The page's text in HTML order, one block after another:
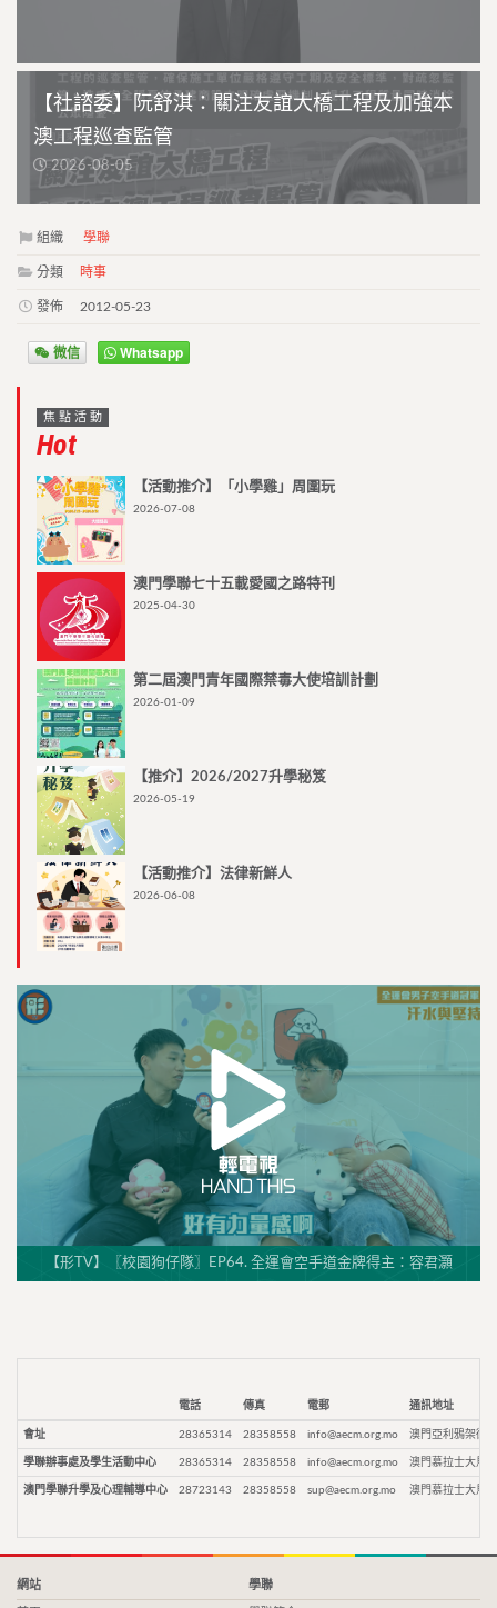
【社諮委】阮舒淇：關注友誼大橋工程及加強本
澳工程巡查監管
2026-08-05
組織 學聯
分類 時事
發佈 2012-05-23
微信 Whatsapp
焦點活動
Hot
【活動推介】「小學雞」周圍玩
2026-07-08
澳門學聯七十五載愛國之路特刊
2025-04-30
第二屆澳門青年國際禁毒大使培訓計劃
2026-01-09
【推介】2026/2027升學秘笈
2026-05-19
【活動推介】法律新鮮人
2026-06-08
【形TV】〖校園狗仔隊〗EP64. 全運會空手道金牌得主：容君灝
電話 傳真 電郵 通訊地址
會址 28365314 28358558 info@aecm.org.mo 澳門亞利鴉架街9
學聯辦事處及學生活動中心 28365314 28358558 info@aecm.org.mo 澳門慕拉士大馬
澳門學聯升學及心理輔導中心 28723143 28358558 sup@aecm.org.mo 澳門慕拉士大馬
網站 學聯